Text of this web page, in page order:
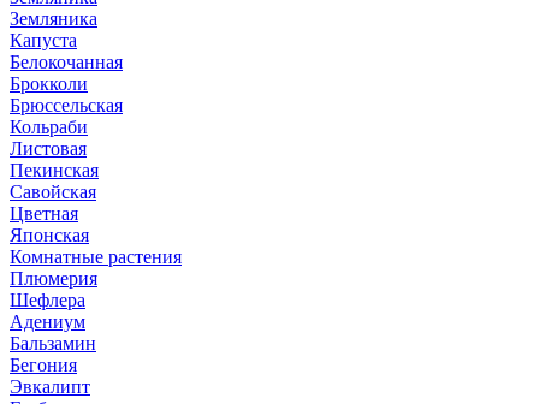
Земляника
Капуста
Белокочанная
Брокколи
Брюссельская
Кольраби
Листовая
Пекинская
Савойская
Цветная
Японская
Комнатные растения
Плюмерия
Шефлера
Адениум
Бальзамин
Бегония
Эвкалипт